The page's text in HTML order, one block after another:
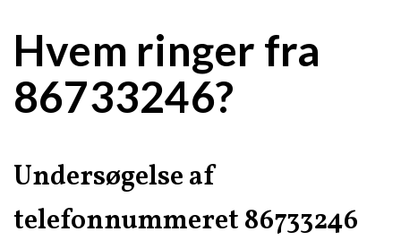
Hvem ringer fra
86733246?
Undersøgelse af
telefonnummeret 86733246